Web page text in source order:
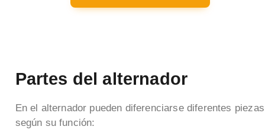
Partes del alternador
En el alternador pueden diferenciarse diferentes piezas
según su función: